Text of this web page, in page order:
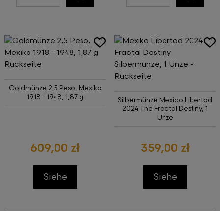
Goldmünze 2,5 Peso, Mexiko
1918 - 1948, 1,87 g
609,00 zł
Siehe
Silbermünze Mexico Libertad
2024 The Fractal Destiny, 1
Unze
359,00 zł
Siehe